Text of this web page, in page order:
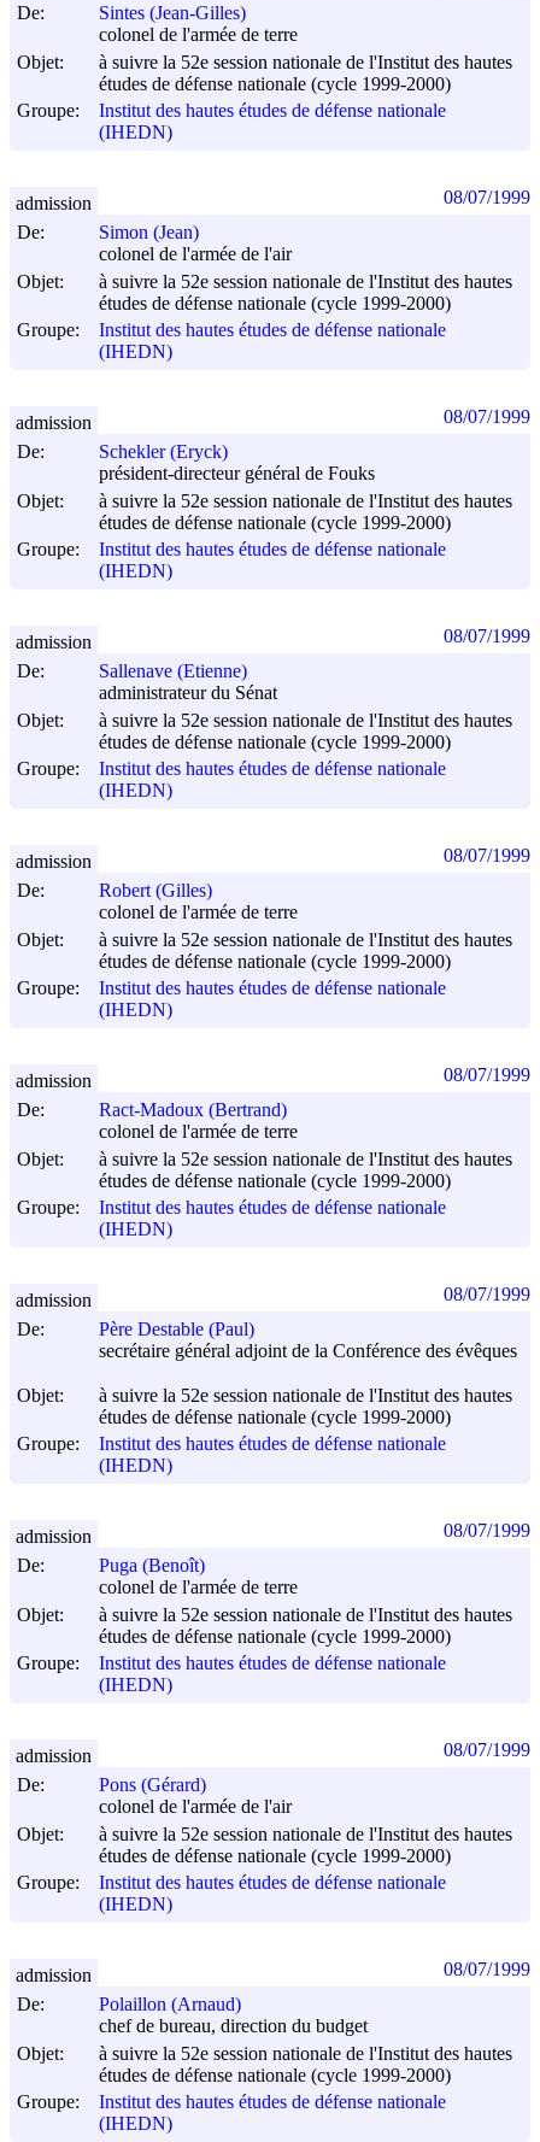
De:
Sintes (Jean-Gilles)
colonel de l'armée de terre
Objet:
à suivre la 52e session nationale de l'Institut des hautes
études de défense nationale (cycle 1999-2000)
Groupe:
Institut des hautes études de défense nationale
(IHEDN)
De:
Simon (Jean)
colonel de l'armée de l'air
Objet:
à suivre la 52e session nationale de l'Institut des hautes
études de défense nationale (cycle 1999-2000)
Groupe:
Institut des hautes études de défense nationale
(IHEDN)
admission 08/07/1999
De:
Schekler (Eryck)
président-directeur général de Fouks
Objet:
à suivre la 52e session nationale de l'Institut des hautes
études de défense nationale (cycle 1999-2000)
Groupe:
Institut des hautes études de défense nationale
(IHEDN)
admission 08/07/1999
De:
Sallenave (Etienne)
administrateur du Sénat
Objet:
à suivre la 52e session nationale de l'Institut des hautes
études de défense nationale (cycle 1999-2000)
Groupe:
Institut des hautes études de défense nationale
(IHEDN)
admission 08/07/1999
De:
Robert (Gilles)
colonel de l'armée de terre
Objet:
à suivre la 52e session nationale de l'Institut des hautes
études de défense nationale (cycle 1999-2000)
Groupe:
Institut des hautes études de défense nationale
(IHEDN)
admission 08/07/1999
De:
Ract-Madoux (Bertrand)
colonel de l'armée de terre
Objet:
à suivre la 52e session nationale de l'Institut des hautes
études de défense nationale (cycle 1999-2000)
Groupe:
Institut des hautes études de défense nationale
(IHEDN)
admission 08/07/1999
De:
Père Destable (Paul)
secrétaire général adjoint de la Conférence des évêques
Objet:
à suivre la 52e session nationale de l'Institut des hautes
études de défense nationale (cycle 1999-2000)
Groupe:
Institut des hautes études de défense nationale
(IHEDN)
admission 08/07/1999
De:
Puga (Benoît)
colonel de l'armée de terre
Objet:
à suivre la 52e session nationale de l'Institut des hautes
études de défense nationale (cycle 1999-2000)
Groupe:
Institut des hautes études de défense nationale
(IHEDN)
admission 08/07/1999
De:
Pons (Gérard)
colonel de l'armée de l'air
Objet:
à suivre la 52e session nationale de l'Institut des hautes
études de défense nationale (cycle 1999-2000)
Groupe:
Institut des hautes études de défense nationale
(IHEDN)
admission 08/07/1999
De:
Polaillon (Arnaud)
chef de bureau, direction du budget
Objet:
à suivre la 52e session nationale de l'Institut des hautes
études de défense nationale (cycle 1999-2000)
Groupe:
Institut des hautes études de défense nationale
(IHEDN)
admission 08/07/1999